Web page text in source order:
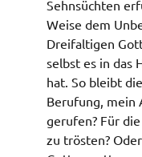
Sehnsüchten
Weise dem
Dreifaltigen
selbst es in das
hat. So bleibt
Berufung, mein
gerufen? Für
zu trösten?